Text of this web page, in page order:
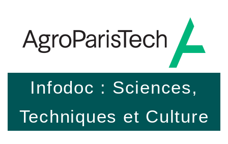
Infodoc : Sciences,
Techniques et Culture